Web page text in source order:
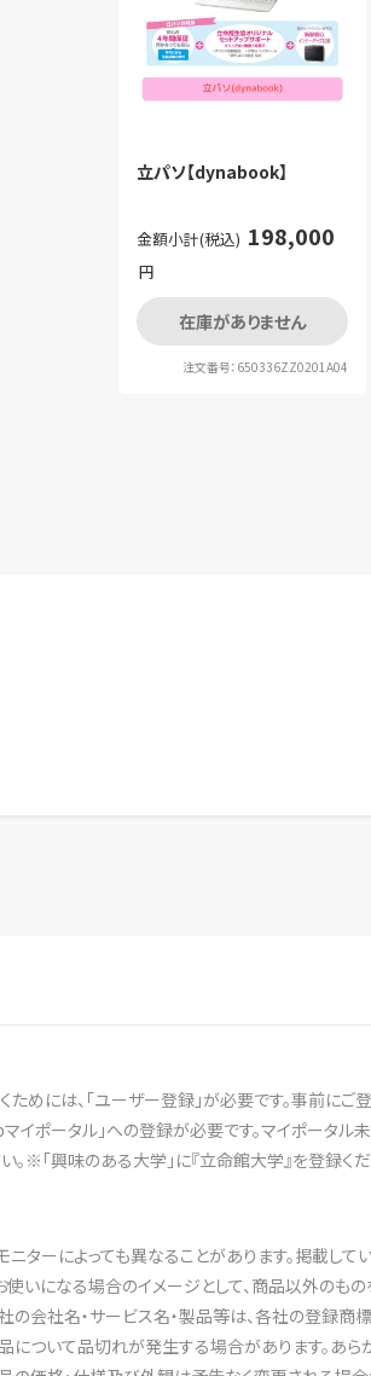
立パソ【dynabook】
金額小計(税込) 198,000
円
在庫がありません
注文番号：650336ZZ0201A04
めには、「ユーザー登録」が必要です。事前にご
イポータル」への登録が必要です。マイポータル
。※「興味のある大学」に『立命館大学』を登録くだ
ターによっても異なることがあります。掲載して
いになる場合のイメージとして、商品以外のも
の会社名・サービス名・製品等は、各社の登録商
について品切れが発生する場合があります。あら